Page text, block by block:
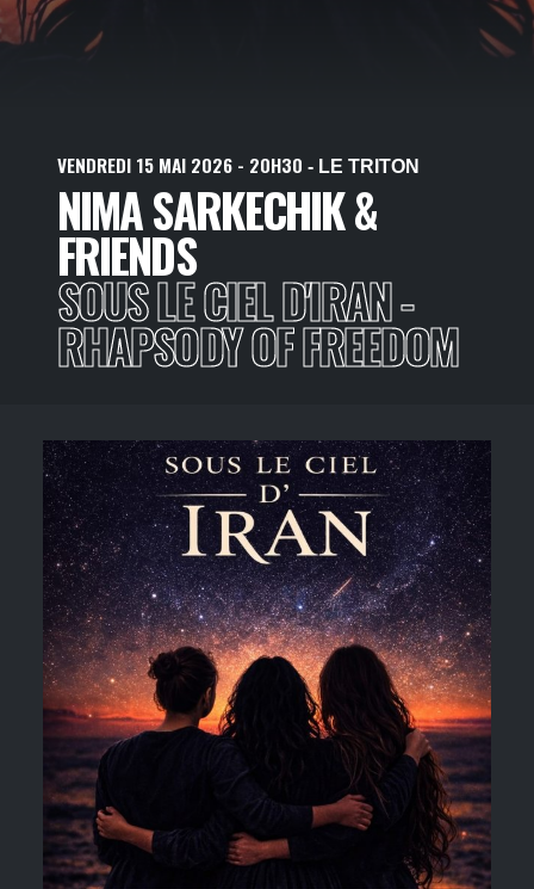
VENDREDI 15 MAI 2026 - 20H30 - LE TRITON
NIMA SARKECHIK &
FRIENDS
SOUS LE CIEL D'IRAN -
RHAPSODY OF FREEDOM